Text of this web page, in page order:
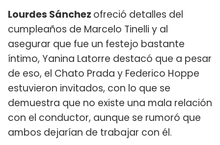
Lourdes Sánchez ofreció detalles del
cumpleaños de Marcelo Tinelli y al
asegurar que fue un festejo bastante
íntimo, Yanina Latorre destacó que a pesar
de eso, el Chato Prada y Federico Hoppe
estuvieron invitados, con lo que se
demuestra que no existe una mala relación
con el conductor, aunque se rumoró que
ambos dejarían de trabajar con él.